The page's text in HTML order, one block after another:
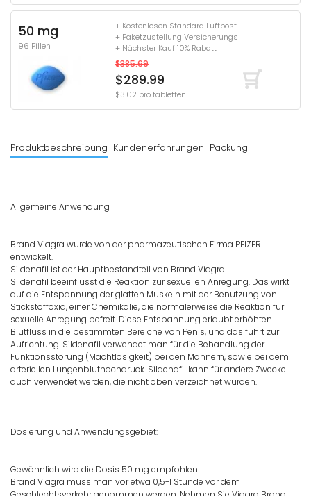
50 mg
96 Pillen
+ Kostenlosen Standard Luftpost
+ Paketzustellung Versicherungs
+ Nächster Kauf 10% Rabatt
$385.69
$289.99
$3.02 pro tabletten
Produktbeschreibung Kundenerfahrungen Packung
Allgemeine Anwendung
Brand Viagra wurde von der pharmazeutischen Firma PFIZER
entwickelt.
Sildenafil ist der Hauptbestandteil von Brand Viagra.
Sildenafil beeinflusst die Reaktion zur sexuellen Anregung. Das wirkt
auf die Entspannung der glatten Muskeln mit der Benutzung von
Stickstoffoxid, einer Chemikalie, die normalerweise die Reaktion für
sexuelle Anregung befreit. Diese Entspannung erlaubt erhöhten
Blutfluss in die bestimmten Bereiche von Penis, und das führt zur
Aufrichtung. Sildenafil verwendet man für die Behandlung der
Funktionsstörung (Machtlosigkeit) bei den Männern, sowie bei dem
arteriellen Lungenbluthochdruck. Sildenafil kann für andere Zwecke
auch verwendet werden, die nicht oben verzeichnet wurden.
Dosierung und Anwendungsgebiet:
Gewöhnlich wird die Dosis 50 mg empfohlen
Brand Viagra muss man vor etwa 0,5-1 Stunde vor dem